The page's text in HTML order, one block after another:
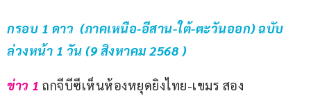
กรอบ 1 ดาว  (ภาคเหนือ-อีสาน-ใต้-ตะวันออก) ฉบับ
ล่วงหน้า 1 วัน (9 สิงหาคม 2568 )
ข่าว 1 ถกจีบีซีเห็นห้องหยุดยิงไทย-เขมร สอง